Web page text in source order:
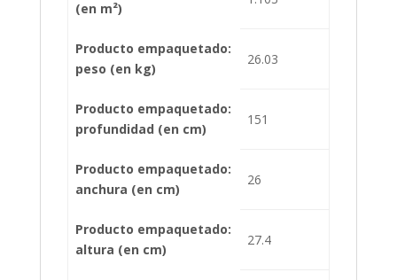
(en m²)
Producto empaquetado:
peso (en kg)
26.03
Producto empaquetado:
profundidad (en cm)
151
Producto empaquetado:
anchura (en cm)
26
Producto empaquetado:
altura (en cm)
27.4